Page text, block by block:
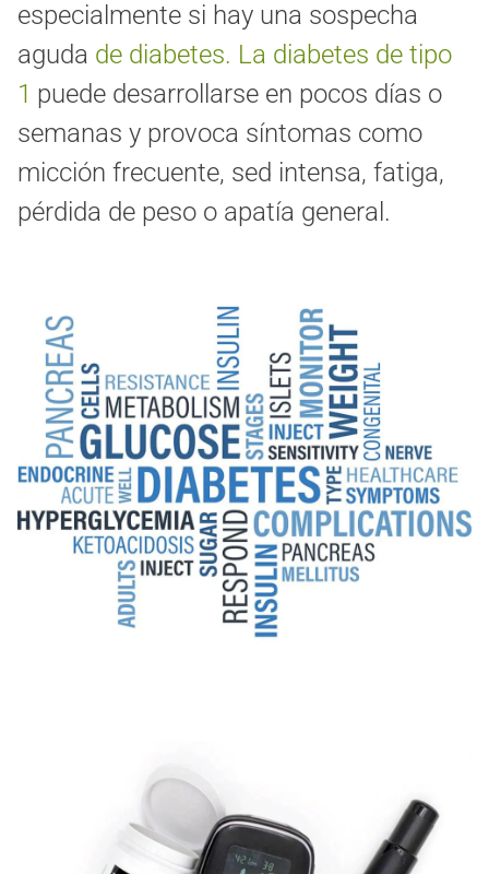
especialmente si hay una sospecha
aguda de diabetes. La diabetes de tipo
1 puede desarrollarse en pocos días o
semanas y provoca síntomas como
micción frecuente, sed intensa, fatiga,
pérdida de peso o apatía general.